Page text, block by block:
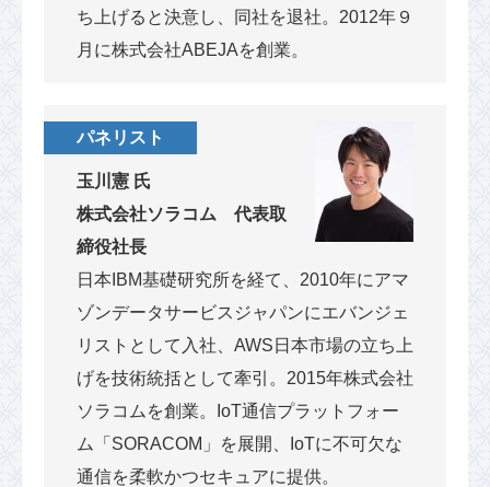
ち上げると決意し、同社を退社。2012年９
月に株式会社ABEJAを創業。
パネリスト
玉川憲 氏
株式会社ソラコム 代表取
締役社長
日本IBM基礎研究所を経て、2010年にアマ
ゾンデータサービスジャパンにエバンジェ
リストとして入社、AWS日本市場の立ち上
げを技術統括として牽引。2015年株式会社
ソラコムを創業。IoT通信プラットフォー
ム「SORACOM」を展開、IoTに不可欠な
通信を柔軟かつセキュアに提供。